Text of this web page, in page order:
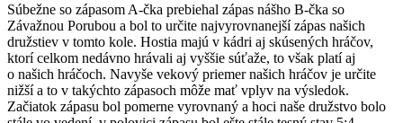
Súbežne so zápasom A-čka prebiehal zápas nášho B-čka so
Závažnou Porubou a bol to určite najvyrovnanejší zápas našich
družstiev v tomto kole. Hostia majú v kádri aj skúsených hráčov,
ktorí celkom nedávno hrávali aj vyššie súťaže, to však platí aj
o našich hráčoch. Navyše vekový priemer našich hráčov je určite
nižší a to v takýchto zápasoch môže mať vplyv na výsledok.
Začiatok zápasu bol pomerne vyrovnaný a hoci naše družstvo bolo